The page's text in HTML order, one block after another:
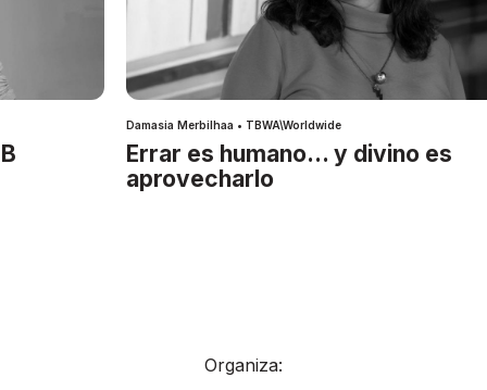
Damasia Merbilhaa • TBWA\Worldwide
Errar es humano… y divino es
aprovecharlo
Organiza: